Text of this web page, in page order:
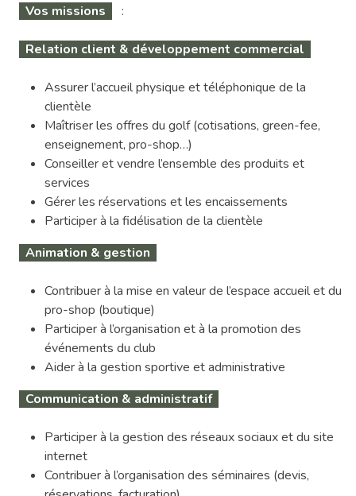
Vos missions :
Relation client & développement commercial
Assurer l’accueil physique et téléphonique de la
clientèle
Maîtriser les offres du golf (cotisations, green-fee,
enseignement, pro-shop…)
Conseiller et vendre l’ensemble des produits et
services
Gérer les réservations et les encaissements
Participer à la fidélisation de la clientèle
Animation & gestion
Contribuer à la mise en valeur de l’espace accueil et du
pro-shop (boutique)
Participer à l’organisation et à la promotion des
événements du club
Aider à la gestion sportive et administrative
Communication & administratif
Participer à la gestion des réseaux sociaux et du site
internet
Contribuer à l’organisation des séminaires (devis,